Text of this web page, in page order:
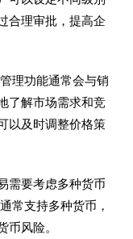
合理审批，提高企
理功能通常会与销
了解市场需求和竞
以及时调整价格策
需要考虑多种货币
常支持多种货币，
币风险。